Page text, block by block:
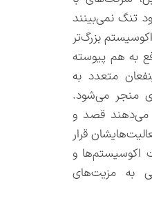
تنگ نمی‌بینند
بزرگ‌تر
به هم پیوسته
متعدد به
منجر می‌شود.
می‌دهند قصد و
قرار
اکوسیستم‌ها و
به مزیت‌های